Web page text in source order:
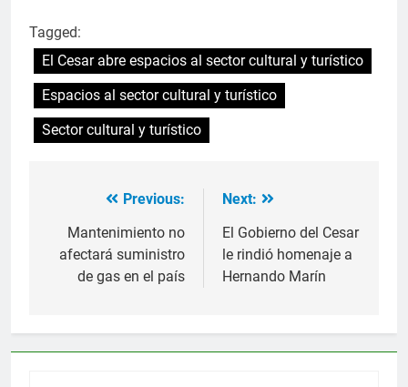
Tagged:
El Cesar abre espacios al sector cultural y turístico
Espacios al sector cultural y turístico
Sector cultural y turístico
Navegación
de
entradas
Previous:
Mantenimiento no
afectará suministro
de gas en el país
Next:
El Gobierno del Cesar
le rindió homenaje a
Hernando Marín